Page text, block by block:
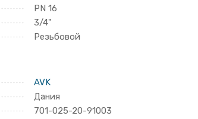
PN 16
3/4"
Резьбовой
AVK
Дания
701-025-20-91003